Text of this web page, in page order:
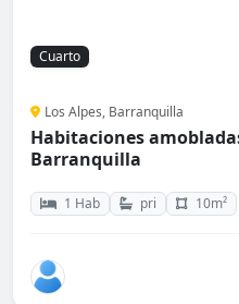
Cuarto
Los Alpes, Barranquilla
Habitaciones
Barranquilla
1 Hab pri 10m²